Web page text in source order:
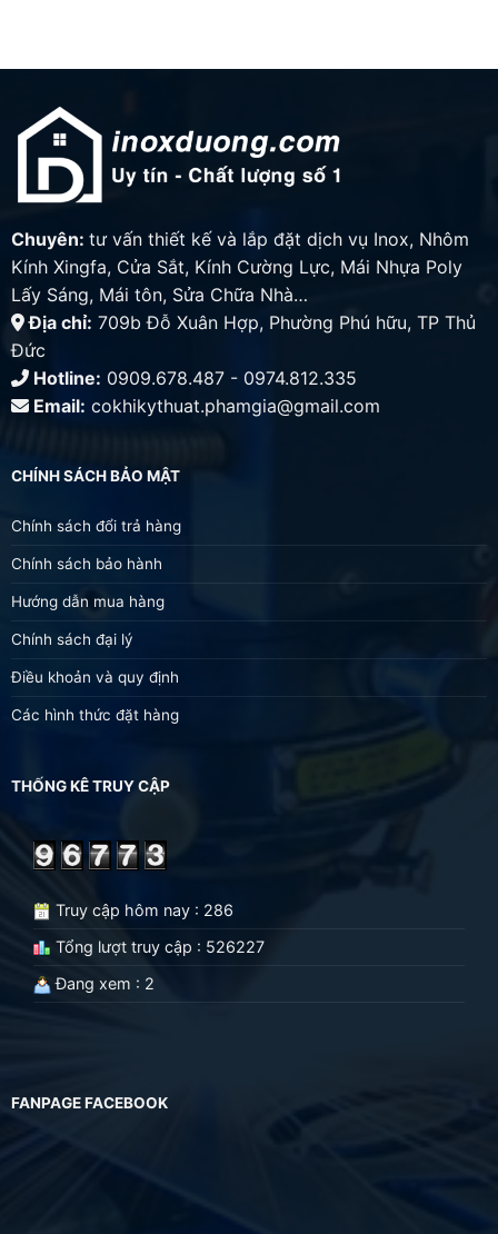
Chuyên: tư vấn thiết kế và lắp đặt dịch vụ Inox, Nhôm
Kính Xingfa, Cửa Sắt, Kính Cường Lực, Mái Nhựa Poly
Lấy Sáng, Mái tôn, Sửa Chữa Nhà…
Địa chỉ: 709b Đỗ Xuân Hợp, Phường Phú hữu, TP Thủ
Đức
Hotline: 0909.678.487 - 0974.812.335
Email: cokhikythuat.phamgia@gmail.com
CHÍNH SÁCH BẢO MẬT
Chính sách đổi trả hàng
Chính sách bảo hành
Hướng dẫn mua hàng
Chính sách đại lý
Điều khoản và quy định
Các hình thức đặt hàng
THỐNG KÊ TRUY CẬP
Truy cập hôm nay : 286
Tổng lượt truy cập : 526227
Đang xem : 2
FANPAGE FACEBOOK